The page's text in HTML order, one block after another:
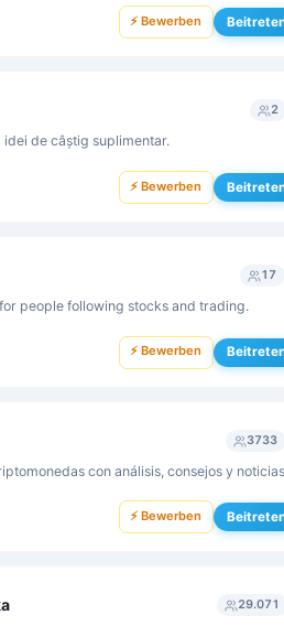
⚡ Bewerben
2
de câștig suplimentar.
⚡ Bewerben
17
people following stocks and trading.
⚡ Bewerben
3733
con análisis, consejos y noticias
⚡ Bewerben
29.071